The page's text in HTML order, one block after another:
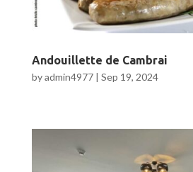
Andouillette de Cambrai
byadmin4977| Sep 19, 2024